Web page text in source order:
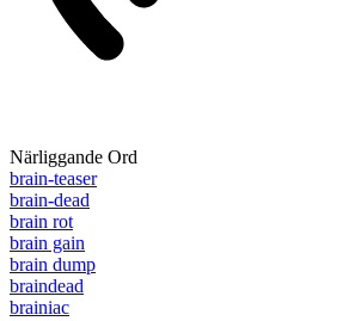
Närliggande Ord
brain-teaser
brain-dead
brain rot
brain gain
brain dump
braindead
brainiac